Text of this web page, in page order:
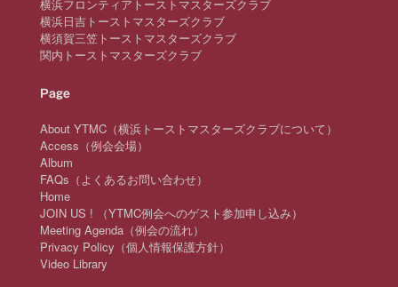
横浜フロンティアトーストマスターズクラブ
横浜日吉トーストマスターズクラブ
横須賀三笠トーストマスターズクラブ
関内トーストマスターズクラブ
Page
About YTMC（横浜トーストマスターズクラブについて）
Access（例会会場）
Album
FAQs（よくあるお問い合わせ）
Home
JOIN US ! （YTMC例会へのゲスト参加申し込み）
Meeting Agenda（例会の流れ）
Privacy Policy（個人情報保護方針）
Video Library